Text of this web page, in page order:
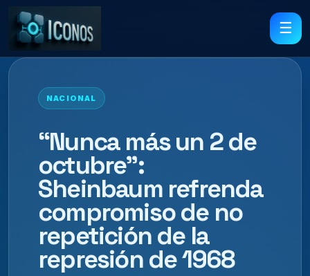
☰
NACIONAL
“Nunca más un 2 de
octubre”:
Sheinbaum refrenda
compromiso de no
repetición de la
represión de 1968